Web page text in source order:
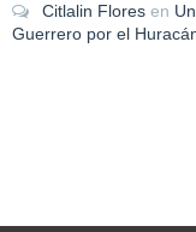
Citlalin Flores en
Guerrero por el